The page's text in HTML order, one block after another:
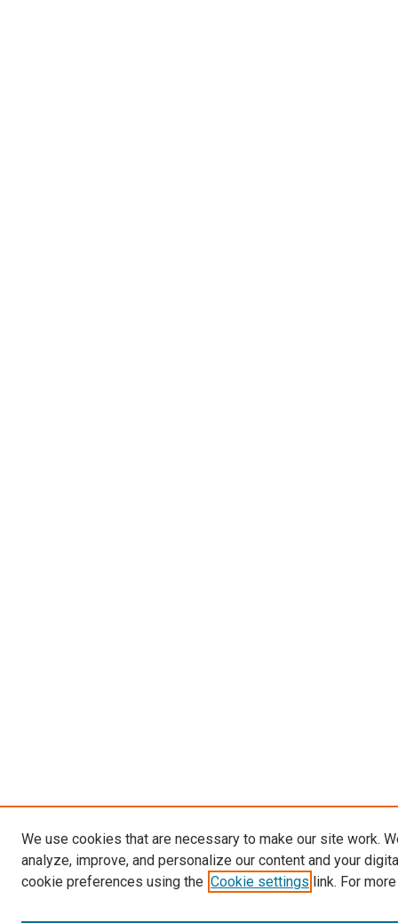
We use cookies that are necessary to make our site work.
analyze, improve, and personalize our content and your
cookie preferences using the Cookie settings link. For